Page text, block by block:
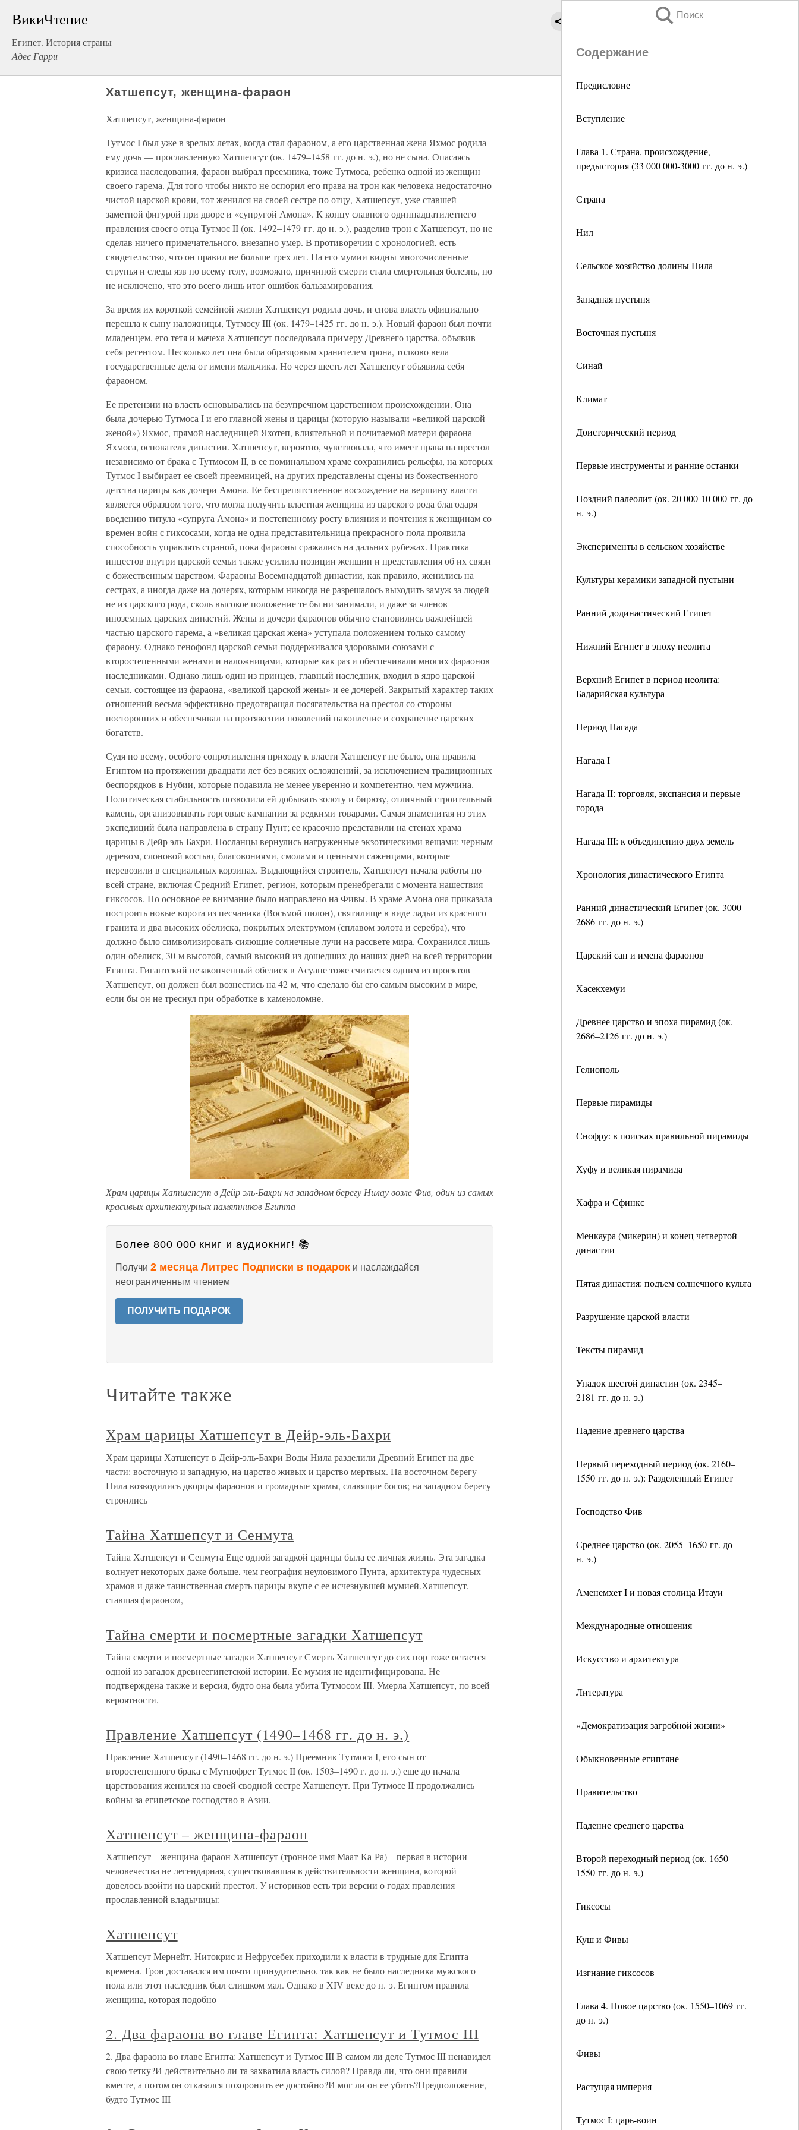
ВикиЧтение
Египет. История страны
Адес Гарри
Поиск
Содержание
Предисловие
Вступление
Глава 1. Страна, происхождение,
предыстория (33 000 000-3000 гг. до н. э.)
Страна
Нил
Сельское хозяйство долины Нила
Западная пустыня
Восточная пустыня
Синай
Климат
Доисторический период
Первые инструменты и ранние останки
Поздний палеолит (ок. 20 000-10 000 гг. до
н. э.)
Эксперименты в сельском хозяйстве
Культуры керамики западной пустыни
Ранний додинастический Египет
Нижний Египет в эпоху неолита
Верхний Египет в период неолита:
Бадарийская культура
Период Нагада
Нагада I
Нагада II: торговля, экспансия и первые
города
Нагада III: к объединению двух земель
Хронология династического Египта
Ранний династический Египет (ок. 3000–
2686 гг. до н. э.)
Царский сан и имена фараонов
Хасекхемуи
Древнее царство и эпоха пирамид (ок.
2686–2126 гг. до н. э.)
Гелиополь
Первые пирамиды
Снофру: в поисках правильной пирамиды
Хуфу и великая пирамида
Хафра и Сфинкс
Менкаура (микерин) и конец четвертой
династии
Пятая династия: подъем солнечного культа
Разрушение царской власти
Тексты пирамид
Упадок шестой династии (ок. 2345–
2181 гг. до н. э.)
Падение древнего царства
Первый переходный период (ок. 2160–
1550 гг. до н. э.): Разделенный Египет
Господство Фив
Среднее царство (ок. 2055–1650 гг. до
н. э.)
Аменемхет I и новая столица Итауи
Международные отношения
Искусство и архитектура
Литература
«Демократизация загробной жизни»
Обыкновенные египтяне
Правительство
Падение среднего царства
Второй переходный период (ок. 1650–
1550 гг. до н. э.)
Гиксосы
Куш и Фивы
Изгнание гиксосов
Глава 4. Новое царство (ок. 1550–1069 гг.
до н. э.)
Фивы
Растущая империя
Тутмос I: царь-воин
Хатшепсут, женщина-фараон
Хатшепсут, женщина-фараон
Тутмос I был уже в зрелых летах, когда стал фараоном, а его царственная жена Яхмос родила
ему дочь — прославленную Хатшепсут (ок. 1479–1458 гг. до н. э.), но не сына. Опасаясь
кризиса наследования, фараон выбрал преемника, тоже Тутмоса, ребенка одной из женщин
своего гарема. Для того чтобы никто не оспорил его права на трон как человека недостаточно
чистой царской крови, тот женился на своей сестре по отцу, Хатшепсут, уже ставшей
заметной фигурой при дворе и «супругой Амона». К концу славного одиннадцатилетнего
правления своего отца Тутмос II (ок. 1492–1479 гг. до н. э.), разделив трон с Хатшепсут, но не
сделав ничего примечательного, внезапно умер. В противоречии с хронологией, есть
свидетельство, что он правил не больше трех лет. На его мумии видны многочисленные
струпья и следы язв по всему телу, возможно, причиной смерти стала смертельная болезнь, но
не исключено, что это всего лишь итог ошибок бальзамирования.
За время их короткой семейной жизни Хатшепсут родила дочь, и снова власть официально
перешла к сыну наложницы, Тутмосу III (ок. 1479–1425 гг. до н. э.). Новый фараон был почти
младенцем, его тетя и мачеха Хатшепсут последовала примеру Древнего царства, объявив
себя регентом. Несколько лет она была образцовым хранителем трона, толково вела
государственные дела от имени мальчика. Но через шесть лет Хатшепсут объявила себя
фараоном.
Ее претензии на власть основывались на безупречном царственном происхождении. Она
была дочерью Тутмоса I и его главной жены и царицы (которую называли «великой царской
женой») Яхмос, прямой наследницей Яхотеп, влиятельной и почитаемой матери фараона
Яхмоса, основателя династии. Хатшепсут, вероятно, чувствовала, что имеет права на престол
независимо от брака с Тутмосом II, в ее поминальном храме сохранились рельефы, на которых
Тутмос I выбирает ее своей преемницей, на других представлены сцены из божественного
детства царицы как дочери Амона. Ее беспрепятственное восхождение на вершину власти
является образцом того, что могла получить властная женщина из царского рода благодаря
введению титула «супруга Амона» и постепенному росту влияния и почтения к женщинам со
времен войн с гиксосами, когда не одна представительница прекрасного пола проявила
способность управлять страной, пока фараоны сражались на дальних рубежах. Практика
инцестов внутри царской семьи также усилила позиции женщин и представления об их связи
с божественным царством. Фараоны Восемнадцатой династии, как правило, женились на
сестрах, а иногда даже на дочерях, которым никогда не разрешалось выходить замуж за людей
не из царского рода, сколь высокое положение те бы ни занимали, и даже за членов
иноземных царских династий. Жены и дочери фараонов обычно становились важнейшей
частью царского гарема, а «великая царская жена» уступала положением только самому
фараону. Однако генофонд царской семьи поддерживался здоровыми союзами с
второстепенными женами и наложницами, которые как раз и обеспечивали многих фараонов
наследниками. Однако лишь один из принцев, главный наследник, входил в ядро царской
семьи, состоящее из фараона, «великой царской жены» и ее дочерей. Закрытый характер таких
отношений весьма эффективно предотвращал посягательства на престол со стороны
посторонних и обеспечивал на протяжении поколений накопление и сохранение царских
богатств.
Судя по всему, особого сопротивления приходу к власти Хатшепсут не было, она правила
Египтом на протяжении двадцати лет без всяких осложнений, за исключением традиционных
беспорядков в Нубии, которые подавила не менее уверенно и компетентно, чем мужчина.
Политическая стабильность позволила ей добывать золоту и бирюзу, отличный строительный
камень, организовывать торговые кампании за редкими товарами. Самая знаменитая из этих
экспедиций была направлена в страну Пунт; ее красочно представили на стенах храма
царицы в Дейр эль-Бахри. Посланцы вернулись нагруженные экзотическими вещами: черным
деревом, слоновой костью, благовониями, смолами и ценными саженцами, которые
перевозили в специальных корзинах. Выдающийся строитель, Хатшепсут начала работы по
всей стране, включая Средний Египет, регион, которым пренебрегали с момента нашествия
гиксосов. Но основное ее внимание было направлено на Фивы. В храме Амона она приказала
построить новые ворота из песчаника (Восьмой пилон), святилище в виде ладьи из красного
гранита и два высоких обелиска, покрытых электрумом (сплавом золота и серебра), что
должно было символизировать сияющие солнечные лучи на рассвете мира. Сохранился лишь
один обелиск, 30 м высотой, самый высокий из дошедших до наших дней на всей территории
Египта. Гигантский незаконченный обелиск в Асуане тоже считается одним из проектов
Хатшепсут, он должен был вознестись на 42 м, что сделало бы его самым высоким в мире,
если бы он не треснул при обработке в каменоломне.
Храм царицы Хатшепсут в Дейр эль-Бахри на западном берегу Нилау возле Фив, один из самых
красивых архитектурных памятников Египта
Более 800 000 книг и аудиокниг! 📚
Получи 2 месяца Литрес Подписки в подарок и наслаждайся
неограниченным чтением
ПОЛУЧИТЬ ПОДАРОК
Читайте также
Храм царицы Хатшепсут в Дейр-эль-Бахри
Храм царицы Хатшепсут в Дейр-эль-Бахри Воды Нила разделили Древний Египет на две
части: восточную и западную, на царство живых и царство мертвых. На восточном берегу
Нила возводились дворцы фараонов и громадные храмы, славящие богов; на западном берегу
строились
Тайна Хатшепсут и Сенмута
Тайна Хатшепсут и Сенмута Еще одной загадкой царицы была ее личная жизнь. Эта загадка
волнует некоторых даже больше, чем география неуловимого Пунта, архитектура чудесных
храмов и даже таинственная смерть царицы вкупе с ее исчезнувшей мумией.Хатшепсут,
ставшая фараоном,
Тайна смерти и посмертные загадки Хатшепсут
Тайна смерти и посмертные загадки Хатшепсут Смерть Хатшепсут до сих пор тоже остается
одной из загадок древнеегипетской истории. Ее мумия не идентифицирована. Не
подтверждена также и версия, будто она была убита Тутмосом III. Умерла Хатшепсут, по всей
вероятности,
Правление Хатшепсут (1490–1468 гг. до н. э.)
Правление Хатшепсут (1490–1468 гг. до н. э.) Преемник Тутмоса I, его сын от
второстепенного брака с Мутнофрет Тутмос II (ок. 1503–1490 г. до н. э.) еще до начала
царствования женился на своей сводной сестре Хатшепсут. При Тутмосе II продолжались
войны за египетское господство в Азии,
Хатшепсут – женщина-фараон
Хатшепсут – женщина-фараон Хатшепсут (тронное имя Маат-Ка-Ра) – первая в истории
человечества не легендарная, существовавшая в действительности женщина, которой
довелось взойти на царский престол. У историков есть три версии о годах правления
прославленной владычицы:
Хатшепсут
Хатшепсут Мернейт, Нитокрис и Нефрусебек приходили к власти в трудные для Египта
времена. Трон доставался им почти принудительно, так как не было наследника мужского
пола или этот наследник был слишком мал. Однако в XIV веке до н. э. Египтом правила
женщина, которая подобно
2. Два фараона во главе Египта: Хатшепсут и Тутмос III
2. Два фараона во главе Египта: Хатшепсут и Тутмос III В самом ли деле Тутмос III ненавидел
свою тетку?И действительно ли та захватила власть силой? Правда ли, что они правили
вместе, а потом он отказался похоронить ее достойно?И мог ли он ее убить?Предположение,
будто Тутмос III